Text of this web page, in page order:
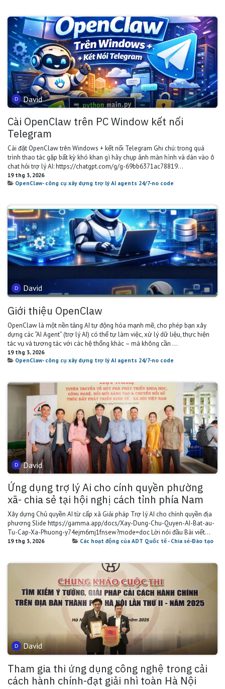
David
Cài OpenClaw trên PC Window kết nối
Telegram
Cài đặt OpenClaw trên Windows + kết nối Telegram Ghi chú: trong quá
trình thao tác gặp bất kỳ khó khan gì hãy chụp ảnh màn hình và dán vào ô
chat hỏi trợ lý AI: https://chatgpt.com/g/g-69bb6371ac78819...
19 thg 3, 2026
OpenClaw- công cụ xây dựng trợ lý AI agents 24/7-no code
David
Giới thiệu OpenClaw
OpenClaw là một nền tảng AI tự động hóa mạnh mẽ, cho phép bạn xây
dựng các “AI Agent” (trợ lý AI) có thể tự làm việc, xử lý dữ liệu, thực hiện
tác vụ và tương tác với các hệ thống khác – mà không cần ...
19 thg 3, 2026
OpenClaw- công cụ xây dựng trợ lý AI agents 24/7-no code
David
Ứng dụng trợ lý Ai cho cính quyền phường
xã- chia sẻ tại hội nghị cách tỉnh phía Nam
Xây dựng Chủ quyền AI từ cấp xã Giải pháp Trợ lý AI​ cho chính quyền địa
phương Slide https://gamma.app/docs/Xay-Dung-Chu-Quyen-AI-Bat-au-
Tu-Cap-Xa-Phuong-y74ejm6mj1fnsew?mode=doc Lời nói đầu Bài viết...
19 thg 3, 2026 Các hoạt động của ADT Quốc tế - Chia sẻ-Đào tạo
David
Tham gia thi ứng dụng công nghệ trong cải
cách hành chính-đạt giải nhì toàn Hà Nội